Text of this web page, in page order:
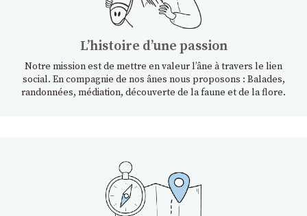
Lʼhistoire dʼune passion
Notre mission est de mettre en valeur l’âne à travers le lien
social. En compagnie de nos ânes nous proposons : Balades,
randonnées, médiation, découverte de la faune et de la flore.